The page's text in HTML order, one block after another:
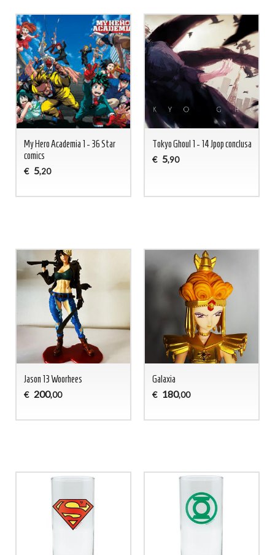
My Hero Academia 1 - 36 Star
comics
€ 5,20
Tokyo Ghoul 1 - 14 Jpop conclusa
€ 5,90
Jason 13 Woorhees
€ 200,00
Galaxia
€ 180,00